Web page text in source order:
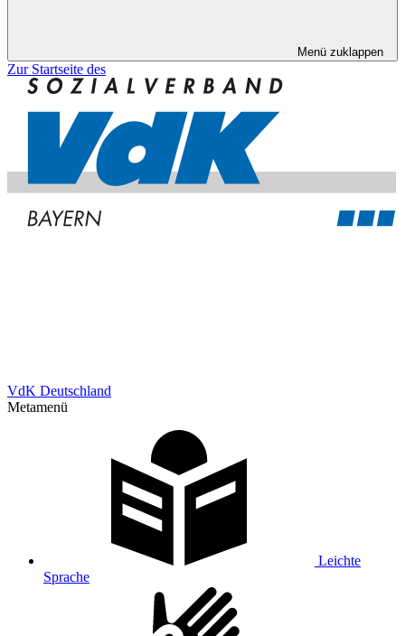
Menü zuklappen
Zur Startseite des
VdK Deutschland
Metamenü
Leichte
Sprache